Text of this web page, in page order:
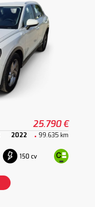
25.790 €
2022 99.635 km
150 cv